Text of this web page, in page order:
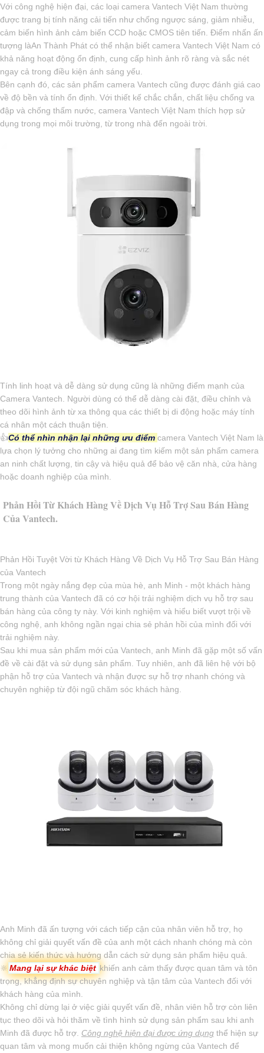
Với công nghệ hiện đại, các loại camera Vantech Việt Nam thường
được trang bị tính năng cải tiến như chống ngược sáng, giảm nhiễu,
cảm biến hình ảnh cảm biến CCD hoặc CMOS tiên tiến. Điểm nhấn ấn
tượng làAn Thành Phát có thể nhận biết camera Vantech Việt Nam có
khả năng hoạt động ổn định, cung cấp hình ảnh rõ ràng và sắc nét
ngay cả trong điều kiện ánh sáng yếu.
Bên cạnh đó, các sản phẩm camera Vantech cũng được đánh giá cao
về độ bền và tính ổn định. Với thiết kế chắc chắn, chất liệu chống va
đập và chống thấm nước, camera Vantech Việt Nam thích hợp sử
dụng trong mọi môi trường, từ trong nhà đến ngoài trời.
Tính linh hoạt và dễ dàng sử dụng cũng là những điểm mạnh của
Camera Vantech. Người dùng có thể dễ dàng cài đặt, điều chỉnh và
theo dõi hình ảnh từ xa thông qua các thiết bị di động hoặc máy tính
cá nhân một cách thuận tiện.
👍Có thể nhìn nhận lại những ưu điểm camera Vantech Việt Nam là
lựa chọn lý tưởng cho những ai đang tìm kiếm một sản phẩm camera
an ninh chất lượng, tin cậy và hiệu quả để bảo vệ căn nhà, cửa hàng
hoặc doanh nghiệp của mình.
Phản Hồi Từ Khách Hàng Về Dịch Vụ Hỗ Trợ Sau Bán Hàng
Của Vantech.
Phản Hồi Tuyệt Vời từ Khách Hàng Về Dịch Vụ Hỗ Trợ Sau Bán Hàng
của Vantech
Trong một ngày nắng đẹp của mùa hè, anh Minh - một khách hàng
trung thành của Vantech đã có cơ hội trải nghiệm dịch vụ hỗ trợ sau
bán hàng của công ty này. Với kinh nghiệm và hiểu biết vượt trội về
công nghệ, anh không ngần ngại chia sẻ phản hồi của mình đối với
trải nghiệm này.
Sau khi mua sản phẩm mới của Vantech, anh Minh đã gặp một số vấn
đề về cài đặt và sử dụng sản phẩm. Tuy nhiên, anh đã liên hệ với bộ
phận hỗ trợ của Vantech và nhận được sự hỗ trợ nhanh chóng và
chuyên nghiệp từ đội ngũ chăm sóc khách hàng.
Anh Minh đã ấn tượng với cách tiếp cận của nhân viên hỗ trợ, họ
không chỉ giải quyết vấn đề của anh một cách nhanh chóng mà còn
chia sẻ kiến thức và hướng dẫn cách sử dụng sản phẩm hiệu quả.
🔆 Mang lại sự khác biệt khiến anh cảm thấy được quan tâm và tôn
trọng, khẳng định sự chuyên nghiệp và tận tâm của Vantech đối với
khách hàng của mình.
Không chỉ dừng lại ở việc giải quyết vấn đề, nhân viên hỗ trợ còn liên
tục theo dõi và hỏi thăm về tình hình sử dụng sản phẩm sau khi anh
Minh đã được hỗ trợ. Công nghệ hiện đại được ứng dụng thể hiện sự
quan tâm và mong muốn cải thiện không ngừng của Vantech để